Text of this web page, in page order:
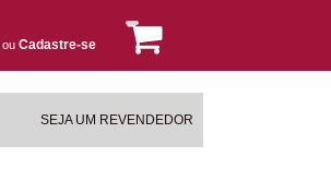
ou Cadastre-se
SEJA UM REVENDEDOR